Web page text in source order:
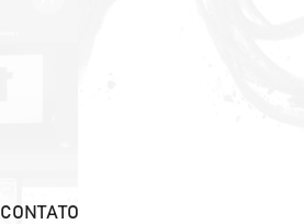
CONTATO